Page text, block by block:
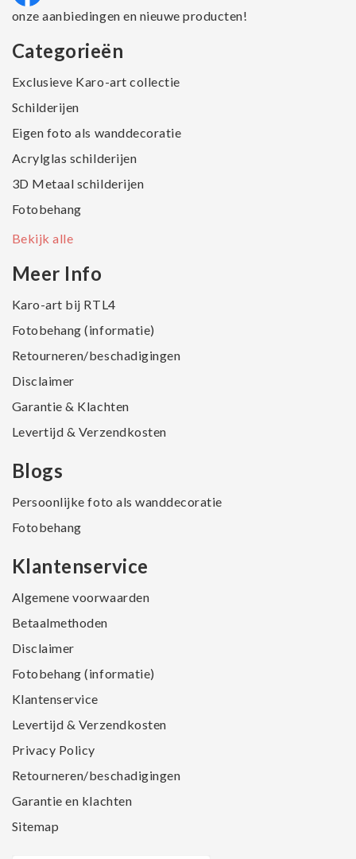
onze aanbiedingen en nieuwe producten!
Categorieën
Exclusieve Karo-art collectie
Schilderijen
Eigen foto als wanddecoratie
Acrylglas schilderijen
3D Metaal schilderijen
Fotobehang
Bekijk alle
Meer Info
Karo-art bij RTL4
Fotobehang (informatie)
Retourneren/beschadigingen
Disclaimer
Garantie & Klachten
Levertijd & Verzendkosten
Blogs
Persoonlijke foto als wanddecoratie
Fotobehang
Klantenservice
Algemene voorwaarden
Betaalmethoden
Disclaimer
Fotobehang (informatie)
Klantenservice
Levertijd & Verzendkosten
Privacy Policy
Retourneren/beschadigingen
Garantie en klachten
Sitemap